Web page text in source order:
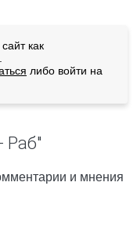
как
либо войти на
Раб"
и мнения